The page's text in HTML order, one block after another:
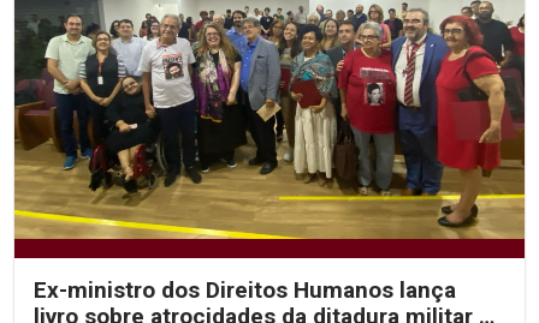
Ex-ministro dos Direitos Humanos lança
livro sobre atrocidades da ditadura militar no